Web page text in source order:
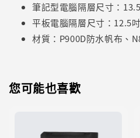
筆記型電腦隔層尺寸：
平板電腦隔層尺寸：12.5
材質：P900D防水帆布、
您可能也喜歡